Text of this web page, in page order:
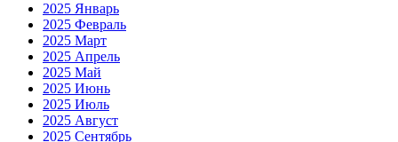
2025 Январь
2025 Февраль
2025 Март
2025 Апрель
2025 Май
2025 Июнь
2025 Июль
2025 Август
2025 Сентябрь